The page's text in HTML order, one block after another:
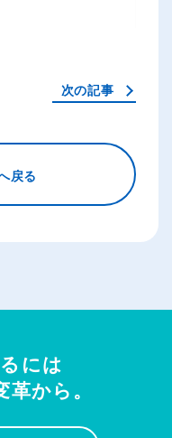
次の記事
戻る
には
から。